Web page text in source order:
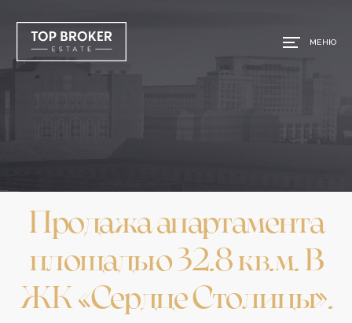
МЕНЮ
Продажа апартамента
площадью 32.8 кв.м. В
ЖК «Сердце Столицы».